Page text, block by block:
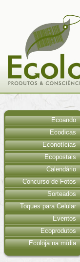
Ecoando
Ecodicas
Econotícias
Ecopostais
Calendário
Concurso de Fotos
Sorteados
Toques para Celular
Eventos
Ecoprodutos
Ecoloja na mídia